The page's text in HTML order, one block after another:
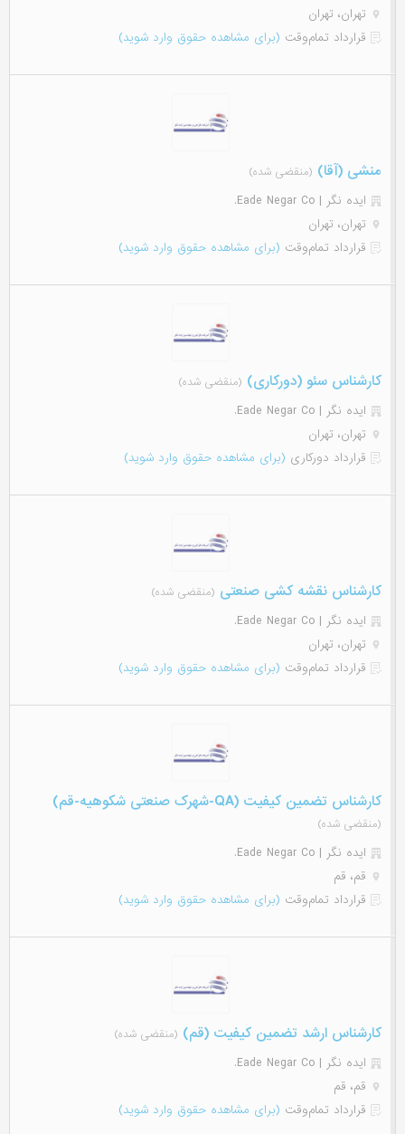
تهران، تهران
قرارداد تمام‌وقت (برای مشاهده حقوق وارد شوید)
منشی (آقا) (منقضی شده)
ایده نگر | Eade Negar Co.
تهران، تهران
قرارداد تمام‌وقت (برای مشاهده حقوق وارد شوید)
کارشناس سئو (دورکاری) (منقضی شده)
ایده نگر | Eade Negar Co.
تهران، تهران
قرارداد دورکاری (برای مشاهده حقوق وارد شوید)
کارشناس نقشه کشی صنعتی (منقضی شده)
ایده نگر | Eade Negar Co.
تهران، تهران
قرارداد تمام‌وقت (برای مشاهده حقوق وارد شوید)
کارشناس تضمین کیفیت (QA-شهرک صنعتی شکوهیه-قم)
(منقضی شده)
ایده نگر | Eade Negar Co.
قم، قم
قرارداد تمام‌وقت (برای مشاهده حقوق وارد شوید)
کارشناس ارشد تضمین کیفیت (قم) (منقضی شده)
ایده نگر | Eade Negar Co.
قم، قم
قرارداد تمام‌وقت (برای مشاهده حقوق وارد شوید)